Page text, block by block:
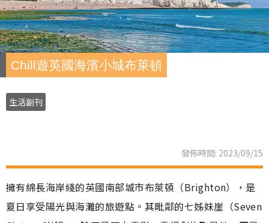
Chill遊英國海濱小城布萊頓
生活副刊
發佈時間: 2023/09/15
擁有綿長海岸綫的英國南部城市布萊頓（Brighton），是
夏日享受陽光與海灘的旅遊點。其毗鄰的七姊妹崖（Seven